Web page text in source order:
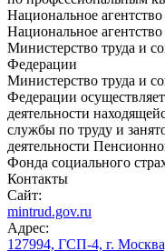
Национальное агентство
Национальное
Министерство труда и
Федерации
Министерство труда и
Федерации
деятельности
службы по труду и
деятельности
Фонда социального
Контакты
Сайт:
mintrud.gov.ru
Адрес:
127994, ГСП-4, г.